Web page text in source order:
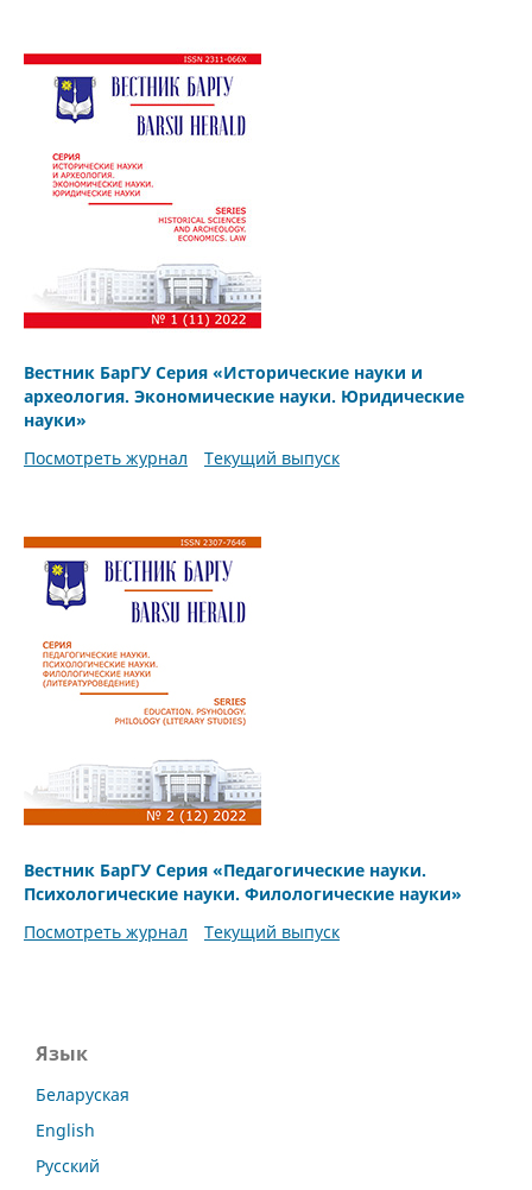
Вестник БарГУ Серия «Исторические науки и
археология. Экономические науки. Юридические
науки»
Посмотреть журнал
Текущий выпуск
Вестник БарГУ Серия «Педагогические науки.
Психологические науки. Филологические науки»
Посмотреть журнал
Текущий выпуск
Язык
Беларуская
English
Русский